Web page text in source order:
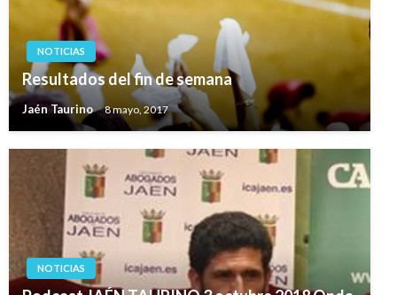
NOTICIAS
Resultados del fin de semana
Jaén Taurino 8 mayo, 2017
NOTICIAS